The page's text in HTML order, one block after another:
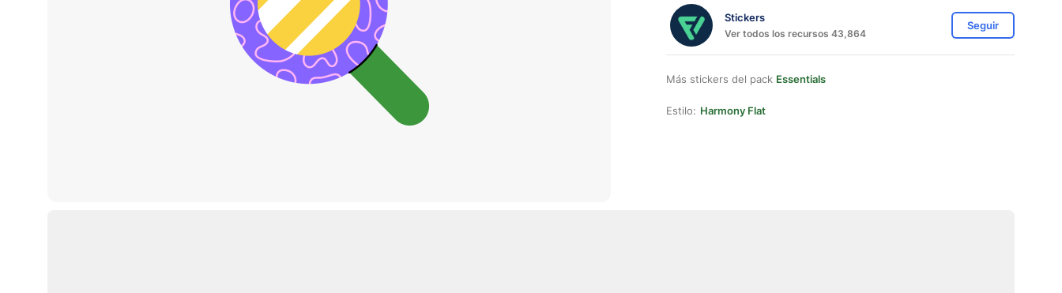
Stickers
Ver todos los recursos 43,864
Seguir
Más stickers del pack Essentials
Estilo: Harmony Flat